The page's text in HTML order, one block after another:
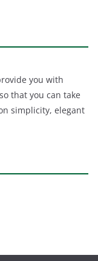
you with
that you can take
simplicity, elegant